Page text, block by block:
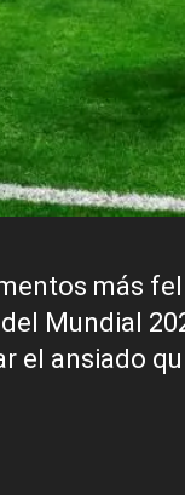
más
Mundial
el ansiado